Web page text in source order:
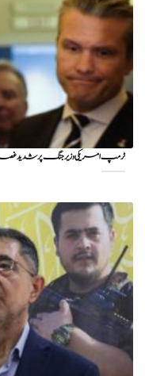
ٹرمپ امریکی وزیر جنگ پر شدید